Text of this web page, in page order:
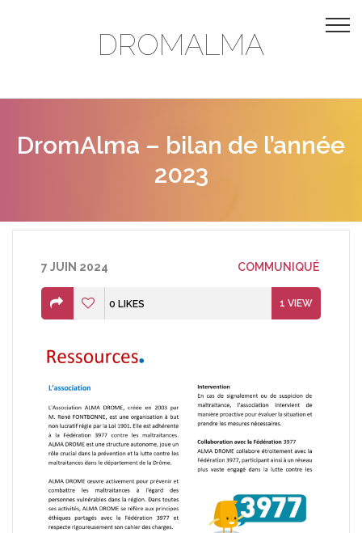
DROMALMA
DromAlma – bilan de l’année
2023
7 JUIN 2024 COMMUNIQUÉ
0 LIKES 1 VIEW